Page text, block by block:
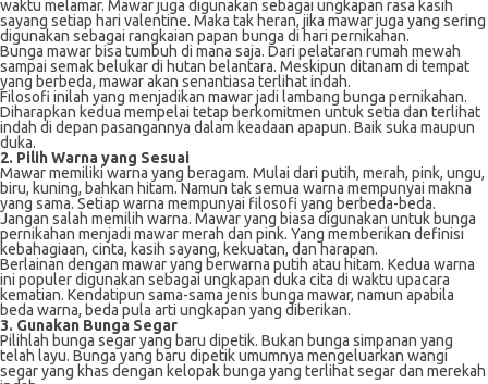
waktu melamar. Mawar juga digunakan sebagai ungkapan rasa kasih
sayang setiap hari valentine. Maka tak heran, jika mawar juga yang sering
digunakan sebagai rangkaian papan bunga di hari pernikahan.
Bunga mawar bisa tumbuh di mana saja. Dari pelataran rumah mewah
sampai semak belukar di hutan belantara. Meskipun ditanam di tempat
yang berbeda, mawar akan senantiasa terlihat indah.
Filosofi inilah yang menjadikan mawar jadi lambang bunga pernikahan.
Diharapkan kedua mempelai tetap berkomitmen untuk setia dan terlihat
indah di depan pasangannya dalam keadaan apapun. Baik suka maupun
duka.
2. Pilih Warna yang Sesuai
Mawar memiliki warna yang beragam. Mulai dari putih, merah, pink, ungu,
biru, kuning, bahkan hitam. Namun tak semua warna mempunyai makna
yang sama. Setiap warna mempunyai filosofi yang berbeda-beda.
Jangan salah memilih warna. Mawar yang biasa digunakan untuk bunga
pernikahan menjadi mawar merah dan pink. Yang memberikan definisi
kebahagiaan, cinta, kasih sayang, kekuatan, dan harapan.
Berlainan dengan mawar yang berwarna putih atau hitam. Kedua warna
ini populer digunakan sebagai ungkapan duka cita di waktu upacara
kematian. Kendatipun sama-sama jenis bunga mawar, namun apabila
beda warna, beda pula arti ungkapan yang diberikan.
3. Gunakan Bunga Segar
Pilihlah bunga segar yang baru dipetik. Bukan bunga simpanan yang
telah layu. Bunga yang baru dipetik umumnya mengeluarkan wangi
segar yang khas dengan kelopak bunga yang terlihat segar dan merekah